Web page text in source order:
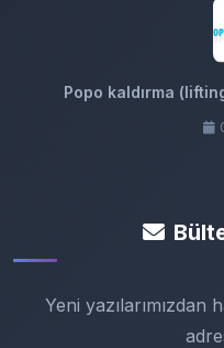
Popo kaldırma
Yeni